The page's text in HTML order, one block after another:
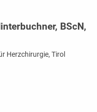
BScN,
Herzchirurgie, Tirol